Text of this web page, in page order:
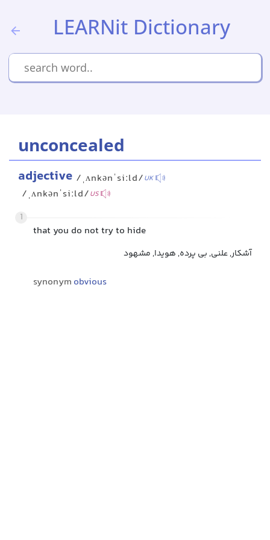
LEARNit Dictionary
unconcealed
adjective /ˌʌnkənˈsiːld/UK
/ˌʌnkənˈsiːld/US
1
that you do not try to hide
آشکار, علنی, بی پرده, هویدا, مشهود
synonym obvious